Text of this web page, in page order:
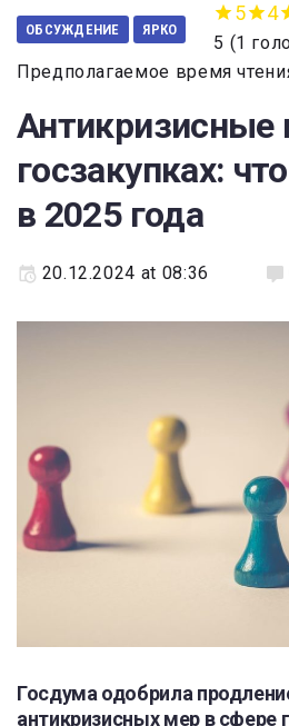
ОБСУЖДЕНИЕ ЯРКО
5 4
5 (1
Предполагаемое время
госзакупках:
в 2025 года
20.12.2024 at 08:36
Госдума одобрила
антикризисных мер в сфере